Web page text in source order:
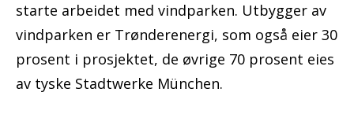
starte arbeidet med vindparken. Utbygger av
vindparken er Trønderenergi, som også eier 30
prosent i prosjektet, de øvrige 70 prosent eies
av tyske Stadtwerke München.